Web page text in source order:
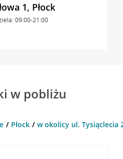
1, Płock
09:00-21:00
w pobliżu
Płock w okolicy ul. Tysiąclecia